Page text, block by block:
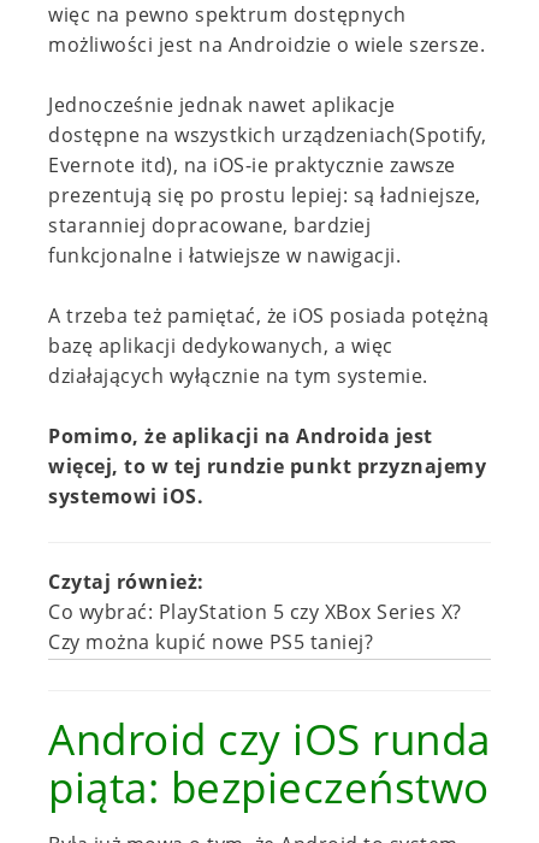
więc na pewno spektrum dostępnych
możliwości jest na Androidzie o wiele szersze.
Jednocześnie jednak nawet aplikacje
dostępne na wszystkich urządzeniach(Spotify,
Evernote itd), na iOS-ie praktycznie zawsze
prezentują się po prostu lepiej: są ładniejsze,
staranniej dopracowane, bardziej
funkcjonalne i łatwiejsze w nawigacji.
A trzeba też pamiętać, że iOS posiada potężną
bazę aplikacji dedykowanych, a więc
działających wyłącznie na tym systemie.
Pomimo, że aplikacji na Androida jest
więcej, to w tej rundzie punkt przyznajemy
systemowi iOS.
Czytaj również:
Co wybrać: PlayStation 5 czy XBox Series X?
Czy można kupić nowe PS5 taniej?
Android czy iOS runda
piąta: bezpieczeństwo